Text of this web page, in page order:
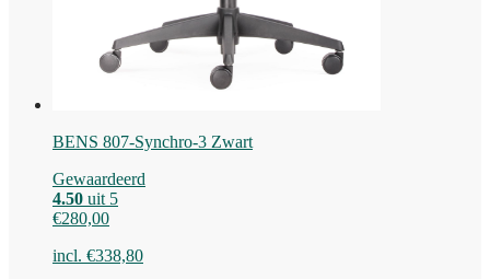
BENS 807-Synchro-3 Zwart
Gewaardeerd
4.50 uit 5
€280,00
incl. €338,80